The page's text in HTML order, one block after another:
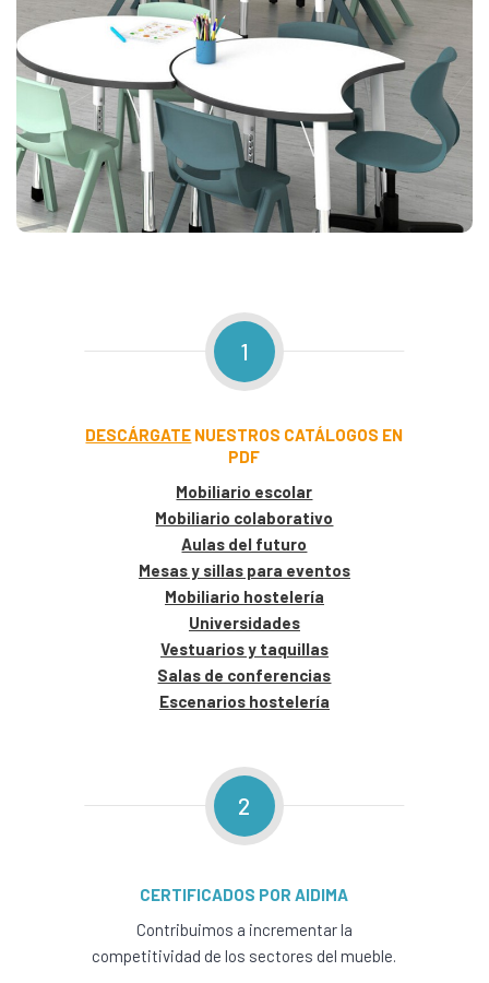
1
DESCÁRGATE NUESTROS CATÁLOGOS EN
PDF
Mobiliario escolar
Mobiliario colaborativo
Aulas del futuro
Mesas y sillas para eventos
Mobiliario hostelería
Universidades
Vestuarios y taquillas
Salas de conferencias
Escenarios hostelería
2
CERTIFICADOS POR AIDIMA
Contribuimos a incrementar la
competitividad de los sectores del mueble.